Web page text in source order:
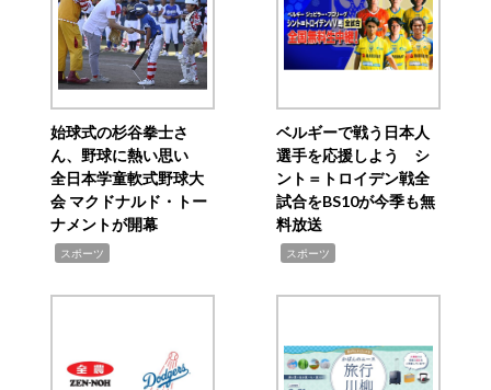
始球式の杉谷拳士さ
ん、野球に熱い思い
全日本学童軟式野球大
会 マクドナルド・トー
ナメントが開幕
スポーツ
ベルギーで戦う日本人
選手を応援しよう シ
ント＝トロイデン戦全
試合をBS10が今季も無
料放送
スポーツ